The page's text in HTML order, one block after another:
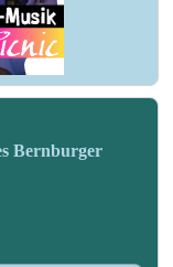
Bernburger